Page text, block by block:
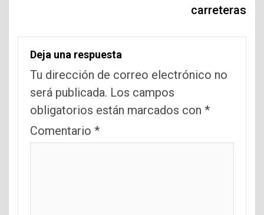
carreteras
Deja una respuesta
Tu dirección de correo electrónico no
será publicada. Los campos
obligatorios están marcados con *
Comentario *